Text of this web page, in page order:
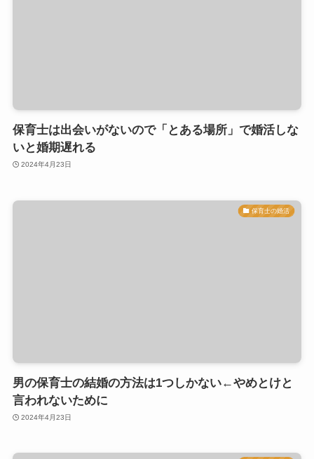
保育士は出会いがないので「とある場所」で婚活しな
いと婚期遅れる
2024年4月23日
保育士の婚活
男の保育士の結婚の方法は1つしかない←やめとけと
言われないために
2024年4月23日